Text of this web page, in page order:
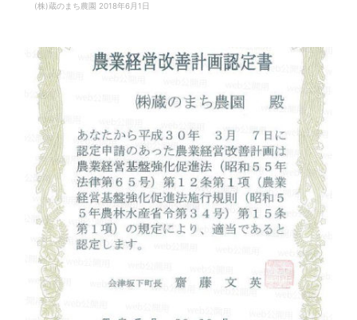
(株)蔵のまち農園 2018年6月1日